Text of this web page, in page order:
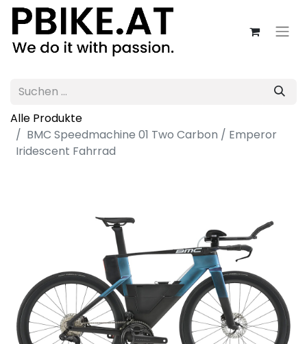
Alle Produkte
BMC Speedmachine 01 Two Carbon / Emperor
Iridescent Fahrrad